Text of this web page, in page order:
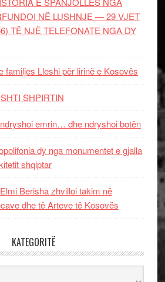
NË LUSHNJE — 29 VJET
TË NJË TELEFONATE NGA DY
familjes Lleshi për lirinë e Kosovës
SHPIRTIN
emrin… dhe ndryshoi botën
dy nga monumentet e gjalla
shqiptar
Berisha zhvilloi takim në
dhe të Arteve të Kosovës
KATEGORITË